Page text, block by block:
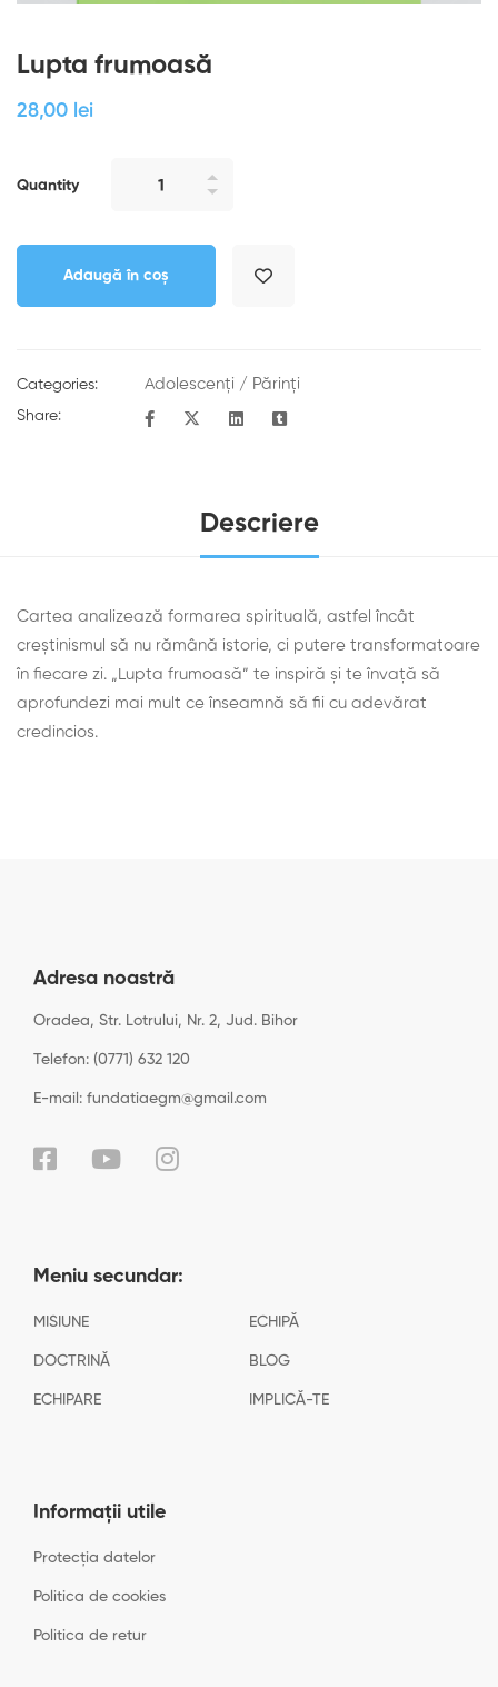
Lupta frumoasă
28,00 lei
Quantity
Adaugă în coș
Categories: Adolescenți / Părinți
Share:
Descriere
Cartea analizează formarea spirituală, astfel încât
creştinismul să nu rămână istorie, ci putere transformatoare
în fiecare zi. „Lupta frumoasă” te inspiră şi te învaţă să
aprofundezi mai mult ce înseamnă să fii cu adevărat
credincios.
Adresa noastră
Oradea, Str. Lotrului, Nr. 2, Jud. Bihor
Telefon: (0771) 632 120
E-mail: fundatiaegm@gmail.com
Meniu secundar:
MISIUNE ECHIPĂ
DOCTRINĂ BLOG
ECHIPARE IMPLICĂ-TE
Informații utile
Protecția datelor
Politica de cookies
Politica de retur